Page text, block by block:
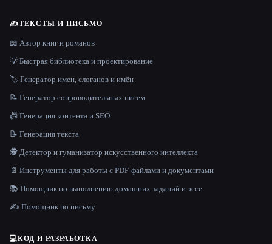
✍️ТЕКСТЫ И ПИСЬМО
📖 Автор книг и романов
💡 Быстрая библиотека и проектирование
🏷️ Генератор имен, слоганов и имён
📝 Генератор сопроводительных писем
📠 Генерация контента и SEO
📝 Генерация текста
🕵️ Детектор и гуманизатор искусственного интеллекта
📄 Инструменты для работы с PDF-файлами и документами
📚 Помощник по выполнению домашних заданий и эссе
✍️ Помощник по письму
💻КОД И РАЗРАБОТКА